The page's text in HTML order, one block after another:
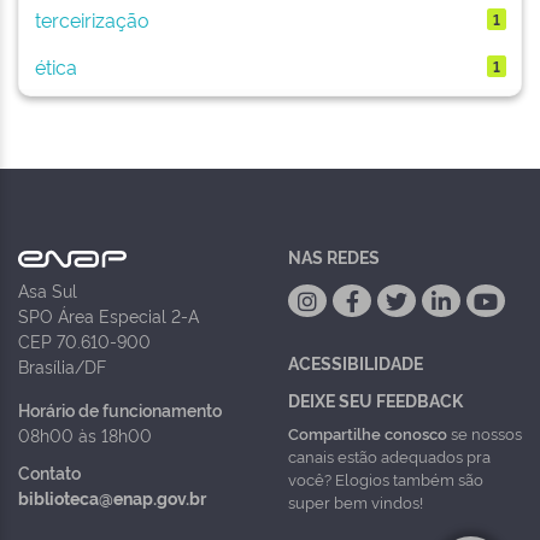
terceirização 1
ética 1
Asa Sul
SPO Área Especial 2-A
CEP 70.610-900
Brasília/DF
Horário de funcionamento
08h00 às 18h00
Contato
biblioteca@enap.gov.br
NAS REDES
ACESSIBILIDADE
DEIXE SEU FEEDBACK
Compartilhe conoscose nossos
canais estão adequados pra
você? Elogios também são
super bem vindos!